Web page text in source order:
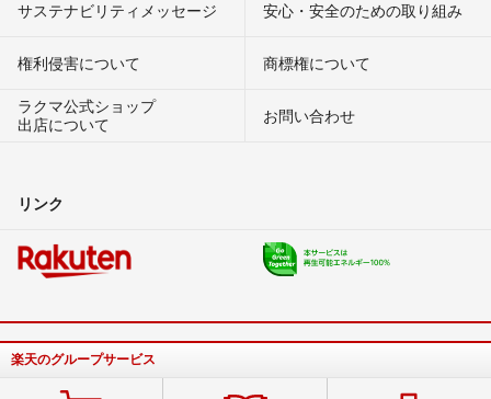
サステナビリティメッセージ 安心・安全のための取り組み
権利侵害について
商標権について
ラクマ公式ショップ
出店について
お問い合わせ
リンク
楽天のグループサービス